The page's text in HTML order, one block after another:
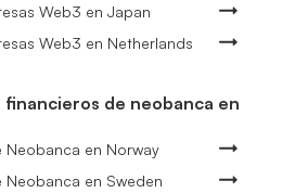
Web3 en Japan
Web3 en Netherlands
de neobanca en
Neobanca en Norway
Neobanca en Sweden